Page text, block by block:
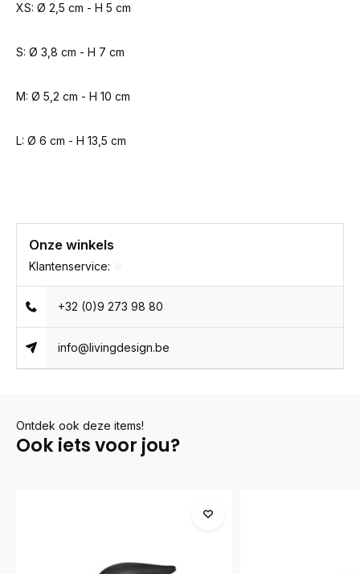
XS: Ø 2,5 cm - H 5 cm
S: Ø 3,8 cm - H 7 cm
M: Ø 5,2 cm - H 10 cm
L: Ø 6 cm - H 13,5 cm
Onze winkels
Klantenservice:
+32 (0)9 273 98 80
info@livingdesign.be
Ontdek ook deze items!
Ook iets voor jou?